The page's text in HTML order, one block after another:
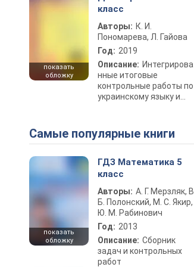
показать
обложку
класс
Авторы: К. И.
Пономарева, Л. Гайова
Год: 2019
Описание: Интегрирова
нные итоговые
контрольные работы по
украинскому языку и
Самые популярные книги
показать
обложку
ГДЗ Математика 5
класс
Авторы: А. Г. Мерзляк, В.
Б. Полонский, М. С. Якир,
Ю. М. Рабинович
Год: 2013
Описание: Сборник
задач и контрольных
работ